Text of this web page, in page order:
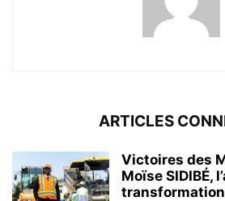
ARTICLES
Victoires des
Moïse SIDIBÉ,
transformation